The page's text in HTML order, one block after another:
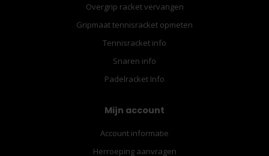
Overgrip racket vervangen
Gripmaat tennisracket opmeten
Tennisracket info
Snaren info
Padelracket Info
Mijn account
Account informatie
Herroeping aanvragen